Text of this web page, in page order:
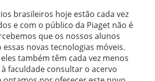
brasileiros hoje estão cada vez
e com o público da Piaget não é
que os nossos alunos
novas tecnologias móveis.
também têm cada vez menos
faculdade consultar o acervo